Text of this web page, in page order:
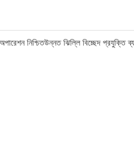
নিশ্চিতউন্নত ঝিল্লি বিচ্ছেদ প্রযুক্তি